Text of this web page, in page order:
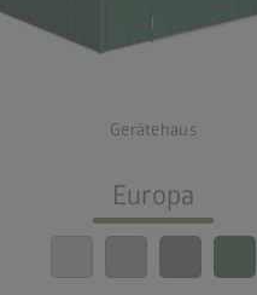
Gerätehaus
Europa
4 Farbvariationen
Beste Sicherheitsstandards
calendar_month